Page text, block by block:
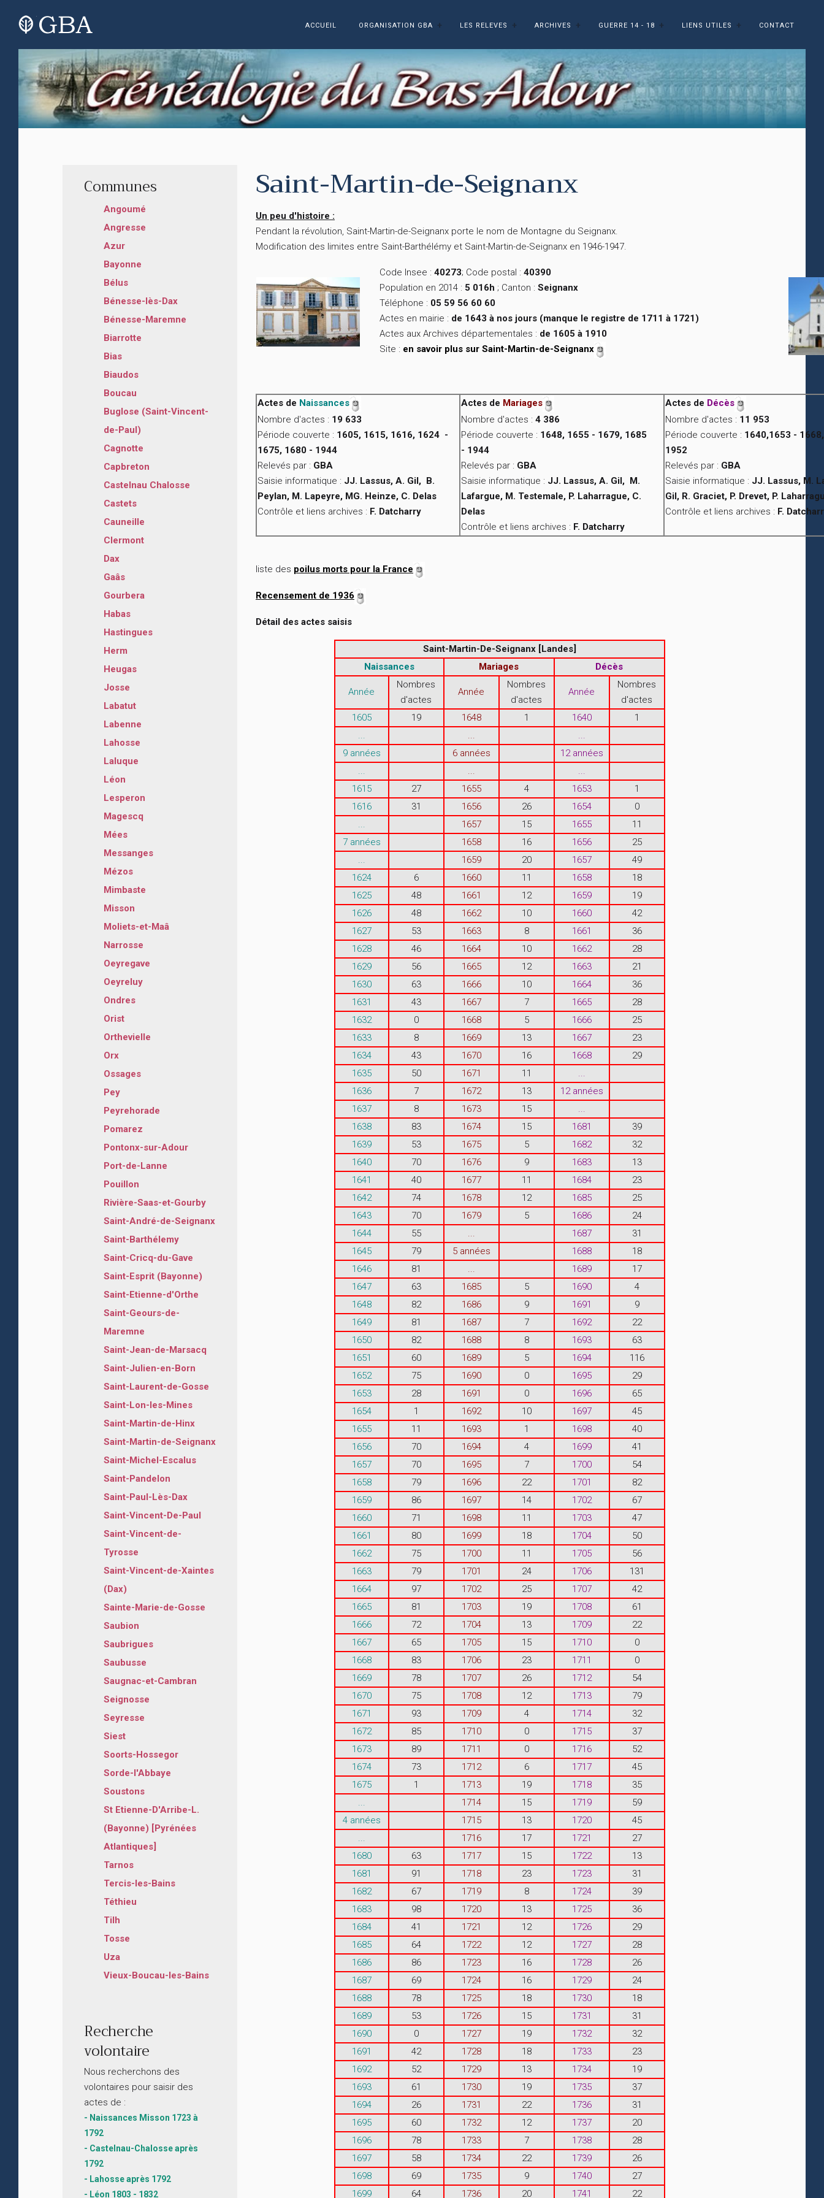
ACCUEIL ORGANISATION GBA LES RELEVES ARCHIVES GUERRE 14 - 18 LIENS UTILES CONTACT
Communes
Angoumé
Angresse
Azur
Bayonne
Bélus
Bénesse-lès-Dax
Bénesse-Maremne
Biarrotte
Bias
Biaudos
Boucau
Buglose (Saint-Vincent-
de-Paul)
Cagnotte
Capbreton
Castelnau Chalosse
Castets
Cauneille
Clermont
Dax
Gaâs
Gourbera
Habas
Hastingues
Herm
Heugas
Josse
Labatut
Labenne
Lahosse
Laluque
Léon
Lesperon
Magescq
Mées
Messanges
Mézos
Mimbaste
Misson
Moliets-et-Maâ
Narrosse
Oeyregave
Oeyreluy
Ondres
Orist
Orthevielle
Orx
Ossages
Pey
Peyrehorade
Pomarez
Pontonx-sur-Adour
Port-de-Lanne
Pouillon
Rivière-Saas-et-Gourby
Saint-André-de-Seignanx
Saint-Barthélemy
Saint-Cricq-du-Gave
Saint-Esprit (Bayonne)
Saint-Etienne-d'Orthe
Saint-Geours-de-
Maremne
Saint-Jean-de-Marsacq
Saint-Julien-en-Born
Saint-Laurent-de-Gosse
Saint-Lon-les-Mines
Saint-Martin-de-Hinx
Saint-Martin-de-Seignanx
Saint-Michel-Escalus
Saint-Pandelon
Saint-Paul-Lès-Dax
Saint-Vincent-De-Paul
Saint-Vincent-de-
Tyrosse
Saint-Vincent-de-Xaintes
(Dax)
Sainte-Marie-de-Gosse
Saubion
Saubrigues
Saubusse
Saugnac-et-Cambran
Seignosse
Seyresse
Siest
Soorts-Hossegor
Sorde-l'Abbaye
Soustons
St Etienne-D'Arribe-L.
(Bayonne) [Pyrénées
Atlantiques]
Tarnos
Tercis-les-Bains
Téthieu
Tilh
Tosse
Uza
Vieux-Boucau-les-Bains
Recherche
volontaire
Nous recherchons des
volontaires pour saisir des
actes de :
- Naissances Misson 1723 à
1792
- Castelnau-Chalosse après
1792
- Lahosse après 1792
- Léon 1803 - 1832
Saint-Martin-de-Seignanx
Un peu d'histoire :
Pendant la révolution, Saint-Martin-de-Seignanx porte le nom de Montagne du Seignanx.
Modification des limites entre Saint-Barthélémy et Saint-Martin-de-Seignanx en 1946-1947.
Code Insee : 40273; Code postal : 40390
Population en 2014 : 5 016h ; Canton : Seignanx
Téléphone : 05 59 56 60 60
Actes en mairie : de 1643 à nos jours (manque le registre de 1711 à 1721)
Actes aux Archives départementales : de 1605 à 1910
Site : en savoir plus sur Saint-Martin-de-Seignanx
Actes de Naissances
Nombre d'actes : 19 633
Période couverte : 1605, 1615, 1616, 1624 -
1675, 1680 - 1944
Relevés par : GBA
Saisie informatique : JJ. Lassus, A. Gil, B.
Peylan, M. Lapeyre, MG. Heinze, C. Delas
Contrôle et liens archives : F. Datcharry
Actes de Mariages
Nombre d'actes : 4 386
Période couverte : 1648, 1655 - 1679, 1685
- 1944
Relevés par : GBA
Saisie informatique : JJ. Lassus, A. Gil, M.
Lafargue, M. Testemale, P. Laharrague, C.
Delas
Contrôle et liens archives : F. Datcharry
Actes de Décès
Nombre d'actes : 11 953
Période couverte : 1640,1653 -
1952
Relevés par : GBA
Saisie informatique : JJ. Lassus, M.
Gil, R. Graciet, P. Drevet, P.
Contrôle et liens archives : F.
liste des poilus morts pour la France
Recensement de 1936
Détail des actes saisis
Saint-Martin-De-Seignanx [Landes]
Naissances
Mariages Décès
Année
Nombres
d'actes
Année
Nombres
d'actes
Année
Nombres
d'actes
1605
19 1648 1 1640
1
9 années
6 années
12 années
1615
27 1655 4 1653
1
1616
31 1656 26 1654
0
1657 15 1655
11
7 années
1658 16 1656
25
1659 20 1657
49
1624
6 1660 11 1658
18
1625
48 1661 12 1659
19
1626
48 1662 10 1660
42
1627
53 1663 8 1661
36
1628
46 1664 10 1662
28
1629
56 1665 12 1663
21
1630
63 1666 10 1664
36
1631
43 1667 7 1665
28
1632
0 1668 5 1666
25
1633
8 1669 13 1667
23
1634
43 1670 16 1668
29
1635
50 1671 11
1636
7 1672 13
12 années
1637
8 1673 15
1638
83 1674 15 1681
39
1639
53 1675 5 1682
32
1640
70 1676 9 1683
13
1641
40 1677 11 1684
23
1642
74 1678 12 1685
25
1643
70 1679 5 1686
24
1644
55 1687
31
1645
79 5 années 1688
18
1646
81 1689
17
1647
63 1685 5 1690
4
1648
82 1686 9 1691
9
1649
81 1687 7 1692
22
1650
82 1688 8 1693
63
1651
60 1689 5 1694
116
1652
75 1690 0 1695
29
1653
28 1691 0 1696
65
1654
1 1692 10 1697
45
1655
11 1693 1 1698
40
1656
70 1694 4 1699
41
1657
70 1695 7 1700
54
1658
79 1696 22 1701
82
1659
86 1697 14 1702
67
1660
71 1698 11 1703
47
1661
80 1699 18 1704
50
1662
75 1700 11 1705
56
1663
79 1701 24 1706
131
1664
97 1702 25 1707
42
1665
81 1703 19 1708
61
1666
72 1704 13 1709
22
1667
65 1705 15 1710
0
1668
83 1706 23 1711
0
1669
78 1707 26 1712
54
1670
75 1708 12 1713
79
1671
93 1709 4 1714
32
1672
85 1710 0 1715
37
1673
89 1711 0 1716
52
1674
73 1712 6 1717
45
1675
1 1713 19 1718
35
1714 15 1719
59
4 années
1715 13 1720
45
1716 17 1721
27
1680
63 1717 15 1722
13
1681
91 1718 23 1723
31
1682
67 1719 8 1724
39
1683
98 1720 13 1725
36
1684
41 1721 12 1726
29
1685
64 1722 12 1727
28
1686
86 1723 16 1728
26
1687
69 1724 16 1729
24
1688
78 1725 18 1730
18
1689
53 1726 15 1731
31
1690
0 1727 19 1732
32
1691
42 1728 18 1733
23
1692
52 1729 13 1734
19
1693
61 1730 19 1735
37
1694
26 1731 22 1736
31
1695
60 1732 12 1737
20
1696
78 1733 7 1738
28
1697
58 1734 22 1739
26
1698
69 1735 9 1740
27
1699
64 1736 20 1741 22